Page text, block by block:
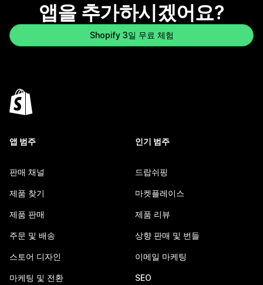
앱을 추가하시겠어요?
Shopify 3일 무료 체험
앱 범주
판매 채널
제품 찾기
제품 판매
주문 및 배송
스토어 디자인
마케팅 및 전환
인기 범주
드랍쉬핑
마켓플레이스
제품 리뷰
상향 판매 및 번들
이메일 마케팅
SEO